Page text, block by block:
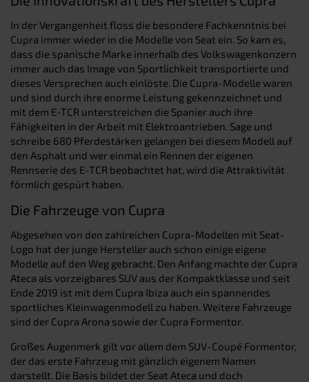
In der Vergangenheit floss die besondere Fachkenntnis bei
Cupra immer wieder in die Modelle von Seat ein. So kam es,
dass die spanische Marke innerhalb des Volkswagenkonzern
immer auch das Image von Sportlichkeit transportierte und
dieses Versprechen auch einlöste. Die Cupra-Modelle waren
und sind durch ihre enorme Leistung gekennzeichnet und
mit dem E-TCR unterstreichen die Spanier auch ihre
Fähigkeiten in der Arbeit mit Elektroantrieben. Sage und
schreibe 680 Pferdestärken gelangen bei diesem Modell auf
den Asphalt und wer einmal ein Rennen der eigenen
Rennserie des E-TCR beobachtet hat, wird die Attraktivität
förmlich gespürt haben.
Die Fahrzeuge von Cupra
Abgesehen von den zahlreichen Cupra-Modellen mit Seat-
Logo hat der junge Hersteller auch schon einige eigene
Modelle auf den Weg gebracht. Den Anfang machte der Cupra
Ateca als vorzeigbares SUV aus der Kompaktklasse und seit
Ende 2019 ist mit dem Cupra Ibiza auch ein spannendes
sportliches Kleinwagenmodell zu haben. Weitere Fahrzeuge
sind der Cupra Arona sowie der Cupra Formentor.
Großes Augenmerk gilt vor allem dem SUV-Coupé Formentor,
der das erste Fahrzeug mit gänzlich eigenem Namen
darstellt. Die Basis bildet der Seat Ateca und doch